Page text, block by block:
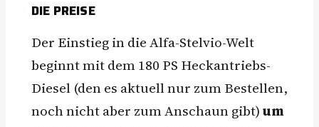
DIE PREISE
Der Einstieg in die Alfa-Stelvio-Welt
beginnt mit dem 180 PS Heckantriebs-
Diesel (den es aktuell nur zum Bestellen,
noch nicht aber zum Anschaun gibt)um